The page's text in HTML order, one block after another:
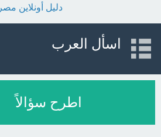
دليل أونلاين مصر
اسأل العرب
اطرح سؤالاً